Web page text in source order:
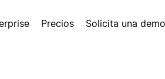
Precios Solicita una demo